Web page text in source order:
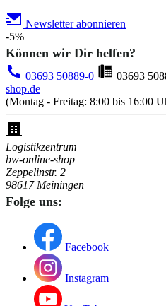
Newsletter abonnieren
-5%
Können wir Dir helfen?
03693 50889-0 03693
shop.de
(Montag - Freitag: 8:00 bis 16:00
Logistikzentrum
bw-online-shop
Zeppelinstr. 2
98617 Meiningen
Folge uns:
Facebook
Instagram